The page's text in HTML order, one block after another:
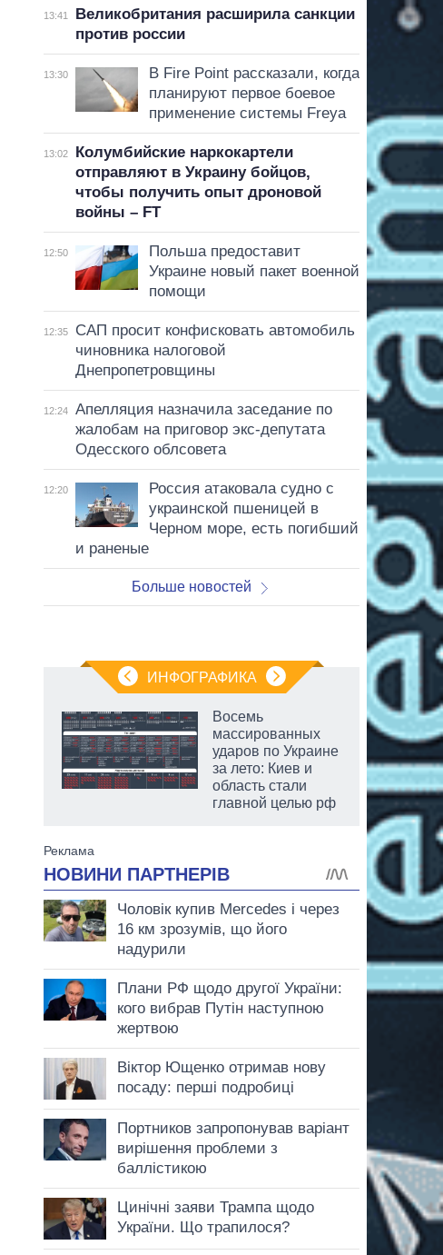
13:41
Великобритания расширила санкции
против россии
13:30
В Fire Point рассказали, когда
планируют первое боевое
применение системы Freya
13:02
Колумбийские наркокартели
отправляют в Украину бойцов,
чтобы получить опыт дроновой
войны – FT
12:50
Польша предоставит
Украине новый пакет военной
помощи
12:35
САП просит конфисковать автомобиль
чиновника налоговой
Днепропетровщины
12:24
Апелляция назначила заседание по
жалобам на приговор экс-депутата
Одесского облсовета
12:20
Россия атаковала судно с
украинской пшеницей в
Черном море, есть погибший
и раненые
Больше новостей
ИНФОГРАФИКА
Восемь
массированных
ударов по Украине
за лето: Киев и
область стали
главной целью рф